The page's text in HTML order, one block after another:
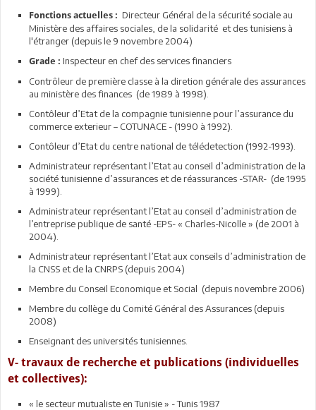
Fonctions actuelles : Directeur Général de la sécurité sociale au
Ministère des affaires sociales, de la solidarité et des tunisiens à
l'étranger (depuis le 9 novembre 2004)
Grade : Inspecteur en chef des services financiers
Contrôleur de première classe à la diretion générale des assurances
au ministère des finances (de 1989 à 1998).
Contôleur d’Etat de la compagnie tunisienne pour l’assurance du
commerce exterieur – COTUNACE - (1990 à 1992).
Contôleur d’Etat du centre national de télédetection (1992-1993).
Administrateur représentant l’Etat au conseil d’administration de la
société tunisienne d’assurances et de réassurances -STAR- (de 1995
à 1999).
Administrateur représentant l’Etat au conseil d’administration de
l’entreprise publique de santé -EPS- « Charles-Nicolle » (de 2001 à
2004).
Administrateur représentant l’Etat aux conseils d’administration de
la CNSS et de la CNRPS (depuis 2004)
Membre du Conseil Economique et Social (depuis novembre 2006)
Membre du collège du Comité Général des Assurances (depuis
2008)
Enseignant des universités tunisiennes.
V- travaux de recherche et publications (individuelles
et collectives):
« le secteur mutualiste en Tunisie » - Tunis 1987